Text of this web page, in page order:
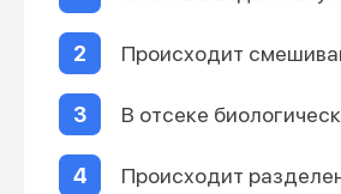
Происходит
В отсеке
Происходит